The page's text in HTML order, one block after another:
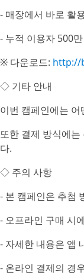
- 매장에서 바로 활
- 누적 이용자 500
※ 다운로드: http://
◇ 기타 안내
이번 캠페인에는 어
또한 결제 방식에
다.
◇ 주의 사항
- 본 캠페인은 추첨
- 오프라인 구매 시
- 자세한 내용은 앱
- 온라인 결제의 경